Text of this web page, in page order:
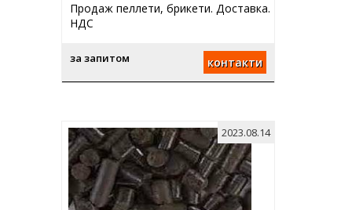
Продаж пеллети, брикети. Доставка.
НДС
за запитом контакти
2023.08.14